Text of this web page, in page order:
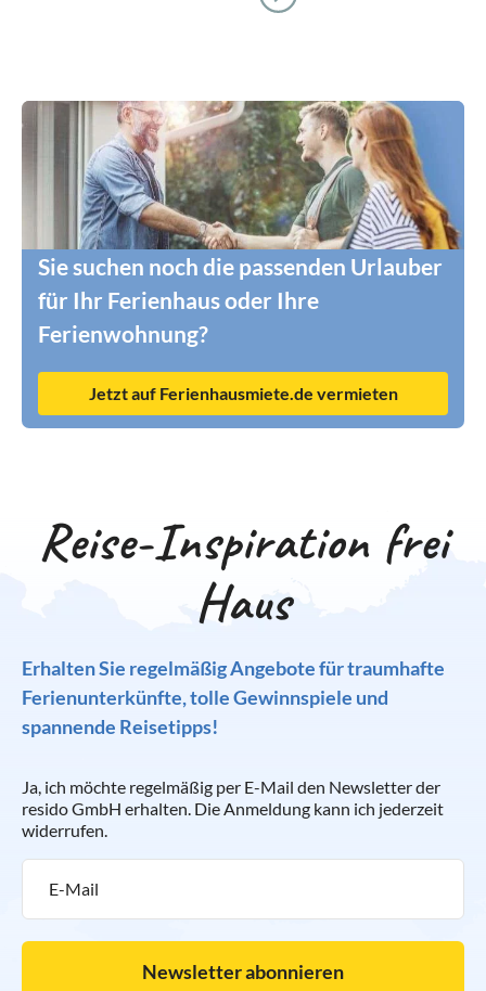
Sie suchen noch die passenden Urlauber
für Ihr Ferienhaus oder Ihre
Ferienwohnung?
Jetzt auf Ferienhausmiete.de vermieten
Reise-Inspiration frei
Haus
Erhalten Sie regelmäßig Angebote für traumhafte
Ferienunterkünfte, tolle Gewinnspiele und
spannende Reisetipps!
Ja, ich möchte regelmäßig per E-Mail den Newsletter der
resido GmbH erhalten. Die Anmeldung kann ich jederzeit
widerrufen.
Newsletter abonnieren